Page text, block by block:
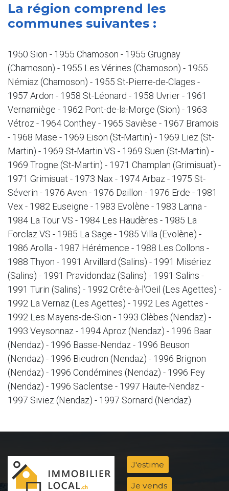
La région comprend les
communes suivantes :
1950 Sion - 1955 Chamoson - 1955 Grugnay
(Chamoson) - 1955 Les Vérines (Chamoson) - 1955
Némiaz (Chamoson) - 1955 St-Pierre-de-Clages -
1957 Ardon - 1958 St-Léonard - 1958 Uvrier - 1961
Vernamiège - 1962 Pont-de-la-Morge (Sion) - 1963
Vétroz - 1964 Conthey - 1965 Savièse - 1967 Bramois
- 1968 Mase - 1969 Eison (St-Martin) - 1969 Liez (St-
Martin) - 1969 St-Martin VS - 1969 Suen (St-Martin) -
1969 Trogne (St-Martin) - 1971 Champlan (Grimisuat) -
1971 Grimisuat - 1973 Nax - 1974 Arbaz - 1975 St-
Séverin - 1976 Aven - 1976 Daillon - 1976 Erde - 1981
Vex - 1982 Euseigne - 1983 Evolène - 1983 Lanna -
1984 La Tour VS - 1984 Les Haudères - 1985 La
Forclaz VS - 1985 La Sage - 1985 Villa (Evolène) -
1986 Arolla - 1987 Hérémence - 1988 Les Collons -
1988 Thyon - 1991 Arvillard (Salins) - 1991 Misériez
(Salins) - 1991 Pravidondaz (Salins) - 1991 Salins -
1991 Turin (Salins) - 1992 Crête-à-l'Oeil (Les Agettes) -
1992 La Vernaz (Les Agettes) - 1992 Les Agettes -
1992 Les Mayens-de-Sion - 1993 Clèbes (Nendaz) -
1993 Veysonnaz - 1994 Aproz (Nendaz) - 1996 Baar
(Nendaz) - 1996 Basse-Nendaz - 1996 Beuson
(Nendaz) - 1996 Bieudron (Nendaz) - 1996 Brignon
(Nendaz) - 1996 Condémines (Nendaz) - 1996 Fey
(Nendaz) - 1996 Saclentse - 1997 Haute-Nendaz -
1997 Siviez (Nendaz) - 1997 Sornard (Nendaz)
J'estime
Je vends